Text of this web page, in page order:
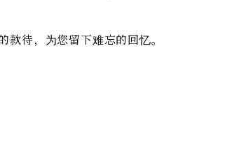
待，为您留下难忘的回忆。